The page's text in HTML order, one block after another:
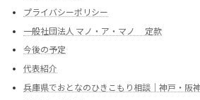
プライバシーポリシー
一般社団法人 マノ・ア・マノ 定款
今後の予定
代表紹介
兵庫県でおとなのひきこもり相談｜神戸・阪